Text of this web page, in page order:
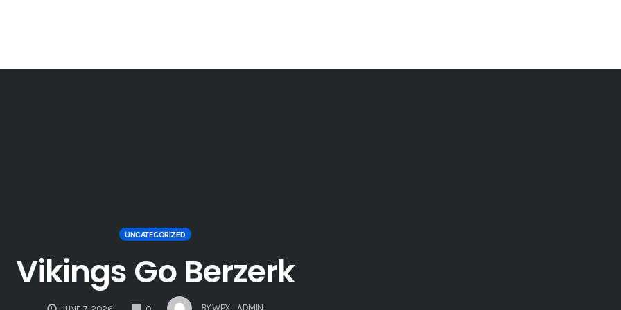
UNCATEGORIZED
Vikings Go Berzerk
COMMENTS BYWPX_ADMIN